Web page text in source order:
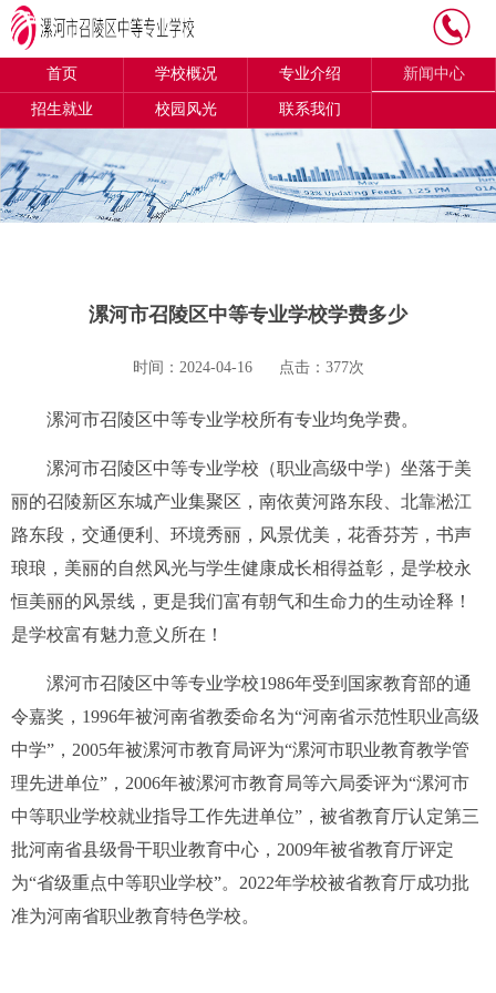
首页 学校概况 专业介绍 新闻中心
招生就业 校园风光 联系我们
漯河市召陵区中等专业学校学费多少
时间：2024-04-16 点击：377次
漯河市召陵区中等专业学校所有专业均免学费。
漯河市召陵区中等专业学校（职业高级中学）坐落于美
丽的召陵新区东城产业集聚区，南依黄河路东段、北靠淞江
路东段，交通便利、环境秀丽，风景优美，花香芬芳，书声
琅琅，美丽的自然风光与学生健康成长相得益彰，是学校永
恒美丽的风景线，更是我们富有朝气和生命力的生动诠释！
是学校富有魅力意义所在！
漯河市召陵区中等专业学校1986年受到国家教育部的通
令嘉奖，1996年被河南省教委命名为“河南省示范性职业高级
中学”，2005年被漯河市教育局评为“漯河市职业教育教学管
理先进单位”，2006年被漯河市教育局等六局委评为“漯河市
中等职业学校就业指导工作先进单位”，被省教育厅认定第三
批河南省县级骨干职业教育中心，2009年被省教育厅评定
为“省级重点中等职业学校”。2022年学校被省教育厅成功批
准为河南省职业教育特色学校。